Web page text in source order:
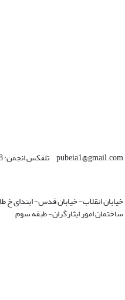
pubeia1@gmail.com تلفکس انجمن: 66950848- 021
ساختمان امور ایثارگران- طبقه سوم